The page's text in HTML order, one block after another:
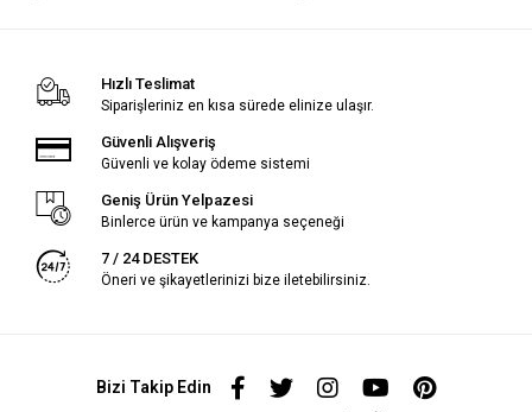
Hızlı Teslimat
Siparişleriniz en kısa sürede elinize ulaşır.
Güvenli Alışveriş
Güvenli ve kolay ödeme sistemi
Geniş Ürün Yelpazesi
Binlerce ürün ve kampanya seçeneği
7 / 24 DESTEK
Öneri ve şikayetlerinizi bize iletebilirsiniz.
Bizi Takip Edin